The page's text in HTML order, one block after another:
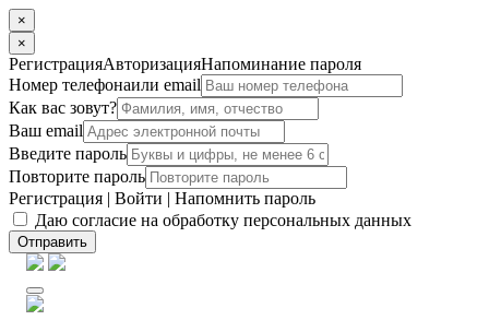
×
×
РегистрацияАвторизацияНапоминание пароля
Номер телефонаили email
Как вас зовут?
Ваш email
Введите пароль
Повторите пароль
Регистрация | Войти | Напомнить пароль
Даю согласие на обработку персональных данных
Отправить